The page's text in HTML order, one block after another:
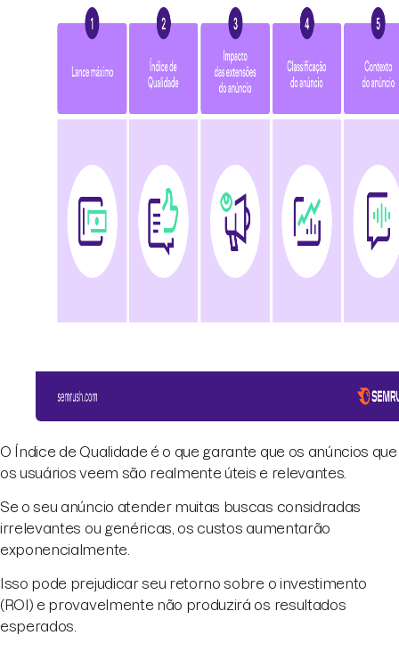
O Índice de Qualidade é o que garante que os anúncios que
os usuários veem são realmente úteis e relevantes.
Se o seu anúncio atender muitas buscas considradas
irrelevantes ou genéricas, os custos aumentarão
exponencialmente.
Isso pode prejudicar seu retorno sobre o investimento
(ROI) e provavelmente não produzirá os resultados
esperados.